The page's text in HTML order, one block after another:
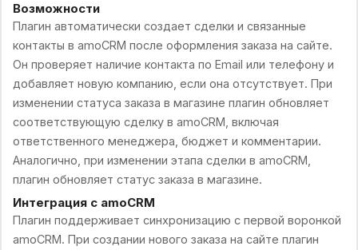
Возможности
Плагин автоматически создает сделки и связанные
контакты в amoCRM после оформления заказа на сайте.
Он проверяет наличие контакта по Email или телефону и
добавляет новую компанию, если она отсутствует. При
изменении статуса заказа в магазине плагин обновляет
соответствующую сделку в amoCRM, включая
ответственного менеджера, бюджет и комментарии.
Аналогично, при изменении этапа сделки в amoCRM,
плагин обновляет статус заказа в магазине.
Интеграция с amoCRM
Плагин поддерживает синхронизацию с первой воронкой
amoCRM. При создании нового заказа на сайте плагин